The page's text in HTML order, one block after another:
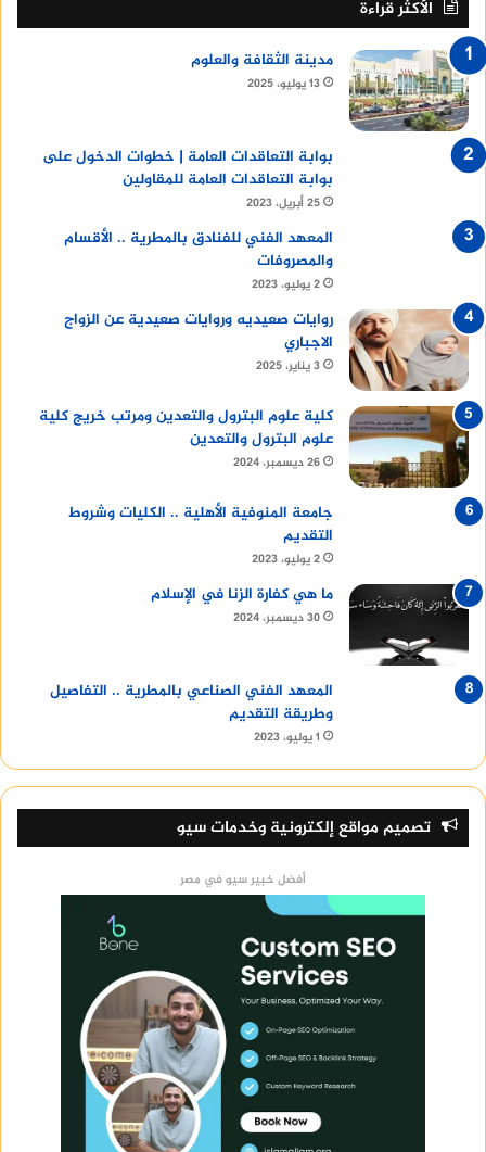
الأكثر قراءة
مدينة الثقافة والعلوم
13 يوليو، 2025
بوابة التعاقدات العامة | خطوات الدخول على
بوابة التعاقدات العامة للمقاولين
25 أبريل، 2023
المعهد الفني للفنادق بالمطرية .. الأقسام
والمصروفات
2 يوليو، 2023
روايات صعيديه وروايات صعيدية عن الزواج
الاجباري
3 يناير، 2025
كلية علوم البترول والتعدين ومرتب خريج كلية
علوم البترول والتعدين
26 ديسمبر، 2024
جامعة المنوفية الأهلية .. الكليات وشروط
التقديم
2 يوليو، 2023
ما هي كفارة الزنا في الإسلام
30 ديسمبر، 2024
المعهد الفني الصناعي بالمطرية .. التفاصيل
وطريقة التقديم
1 يوليو، 2023
تصميم مواقع إلكترونية وخدمات سيو
أفضل خبير سيو في مصر